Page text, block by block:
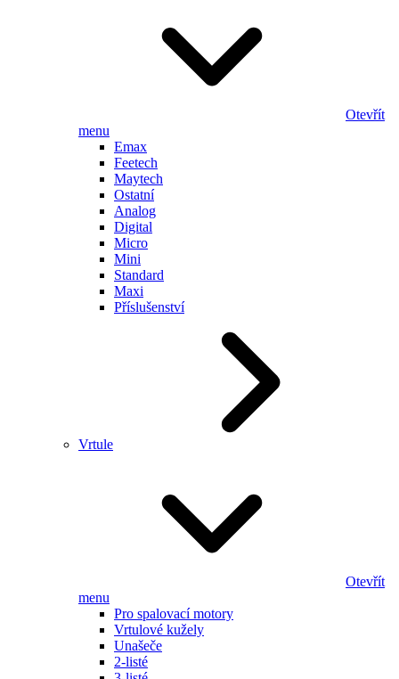
Otevřít
menu
Emax
Feetech
Maytech
Ostatní
Analog
Digital
Micro
Mini
Standard
Maxi
Příslušenství
Vrtule
Otevřít
menu
Pro spalovací motory
Vrtulové kužely
Unašeče
2-listé